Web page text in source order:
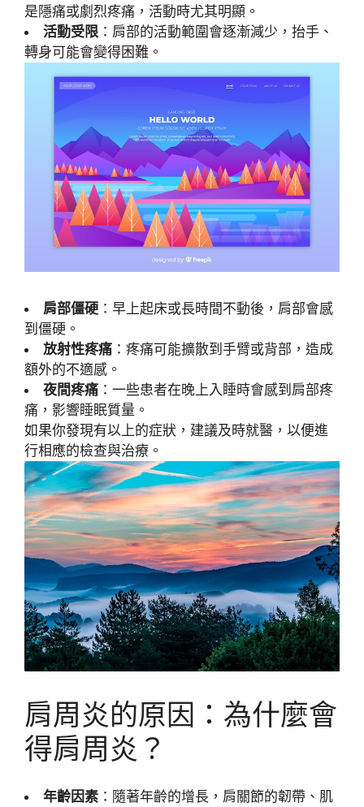
是隱痛或劇烈疼痛，活動時尤其明顯。
活動受限 ：肩部的活動範圍會逐漸減少，抬手、
轉身可能會變得困難。
肩部僵硬 ：早上起床或長時間不動後，肩部會感
到僵硬。
放射性疼痛 ：疼痛可能擴散到手臂或背部，造成
額外的不適感。
夜間疼痛 ：一些患者在晚上入睡時會感到肩部疼
痛，影響睡眠質量。
如果你發現有以上的症狀，建議及時就醫，以便進
行相應的檢查與治療。
肩周炎的原因：為什麼會
得肩周炎？
年齡因素 ：隨著年齡的增長，肩關節的韌帶、肌